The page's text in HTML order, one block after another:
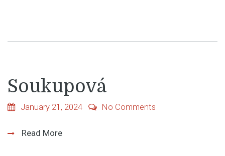
Soukupová
January 21, 2024 No Comments
Read More